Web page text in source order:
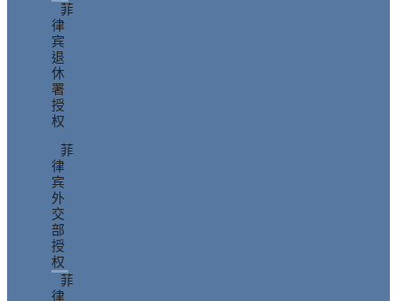
菲
律
宾
退
休
署
授
权
菲
律
宾
外
交
部
授
权
菲
律